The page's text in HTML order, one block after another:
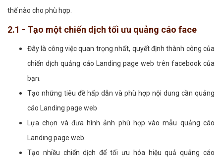
thế nào cho phù hợp.
2.1 - Tạo một chiến dịch tối ưu quảng cáo face
Đây là công việc quan trọng nhất, quyết định thành công của
chiến dịch quảng cáo Landing page web trên facebook của
bạn.
Tạo những tiêu đề hấp dẫn và phù hợp nội dung cần quảng
cáo Landing page web
Lựa chọn và đưa hình ảnh phù hợp vào mẫu quảng cáo
Landing page web.
Tạo nhiều chiến dịch để tối ưu hóa hiệu quả quảng cáo